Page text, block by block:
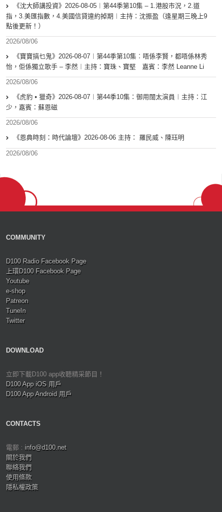
《沈大師講投資》2026-08-05︱第44季第10集 – 1.港股市況，2.道
指，3.美匯指數，4.美國信貸違約掉期︱主持：沈振盈（逢星期三晚上9
點後更新！）
2026/08/06
《寶寶搞乜鬼》2026-08-07︱第44季第10集︰唔係李賢，都唔係林秀
怡，佢係獨立歌手 – 李然︱主持：寶珠、寶堅 嘉賓：李然 Leanne Li
2026/08/06
《虎豹 • 獵奇》2026-08-07︱第44季10集：御用闊太演員︱主持：江
少，嘉賓：蘇恩磁
2026/08/06
《恩典時刻：時代論壇》2026-08-06 主持： 羅民威、陳珏明
2026/08/06
COMMUNITY
D100 Radio Facebook Page
上環D100 Facebook Page
Youtube
e-shop
Patreon
TuneIn
Twitter
DOWNLOAD
立即下載D100 app收聽精采節目！
D100 App iOS 用戶
D100 App Android 用戶
CONTACTS
電郵 : info@d100.net
關於我們
聯絡我們
使用條款
隱私權政策